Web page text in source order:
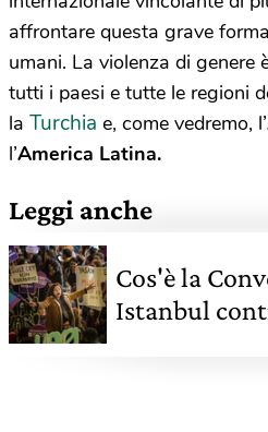
affrontare questa grave
umani. La violenza di genere
tutti i paesi e tutte le regioni
la Turchia e, come vedremo, l’
l’America Latina.
Leggi anche
Cos'è la
Istanbul